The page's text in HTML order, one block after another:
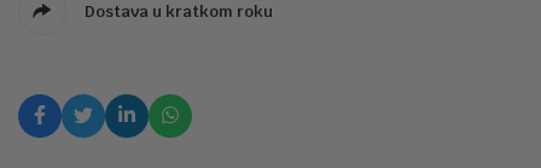
Dostava u kratkom roku